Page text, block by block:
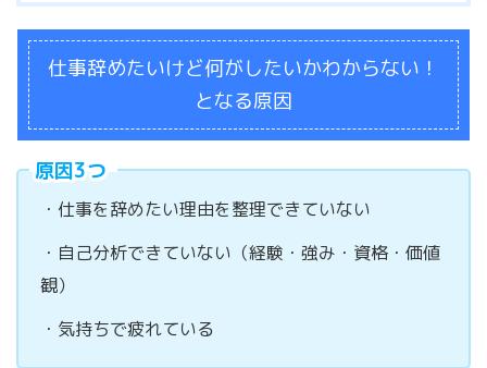
仕事辞めたいけど何がしたいかわからない！
となる原因
原因3つ
・仕事を辞めたい理由を整理できていない
・自己分析できていない（経験・強み・資格・価値
観）
・気持ちで疲れている